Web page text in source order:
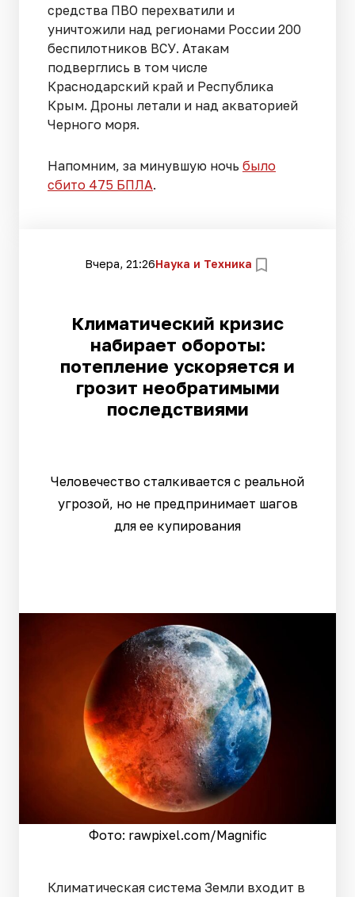
средства ПВО перехватили и
уничтожили над регионами России 200
беспилотников ВСУ. Атакам
подверглись в том числе
Краснодарский край и Республика
Крым. Дроны летали и над акваторией
Черного моря.
Напомним, за минувшую ночь было
сбито 475 БПЛА.
Вчера, 21:26Наука и Техника
Климатический кризис
набирает обороты:
потепление ускоряется и
грозит необратимыми
последствиями
Человечество сталкивается с реальной
угрозой, но не предпринимает шагов
для ее купирования
Фото: rawpixel.сom/Magnific
Климатическая система Земли входит в